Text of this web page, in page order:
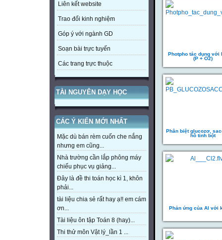
Liên kết website
Trao đổi kinh nghiệm
Góp ý với ngành GD
Soạn bài trực tuyến
Các trang trực thuộc
TÀI NGUYÊN DẠY HỌC
CÁC Ý KIẾN MỚI NHẤT
Mặc dù bán rèm cuốn che nắng
nhưng em cũng...
Nhà trường cần lắp phông máy
chiếu phục vụ giảng...
Đây là đề thi toán học kì 1, khôn
phải...
tài liệu chia sẻ rất hay ạ!! em cám
ơn...
Tài liệu ôn tập Toán 8 (hay)...
Thi thử môn Vật lý_lần 1 ...
Photpho tác dụng với
(P + O2)
Phân biệt glucozơ,
hồ tinh bột
Phản ứng của Al với